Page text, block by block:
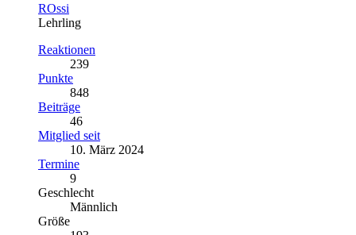
ROssi
Lehrling
Reaktionen
239
Punkte
848
Beiträge
46
Mitglied seit
10. März 2024
Termine
9
Geschlecht
Männlich
Größe